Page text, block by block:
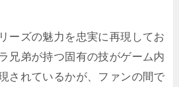
ーズの魅力を忠実に再現してお
兄弟が持つ固有の技がゲーム内
されているかが、ファンの間で